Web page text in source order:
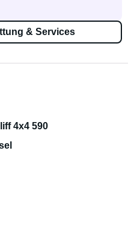
& Services
4x4 590